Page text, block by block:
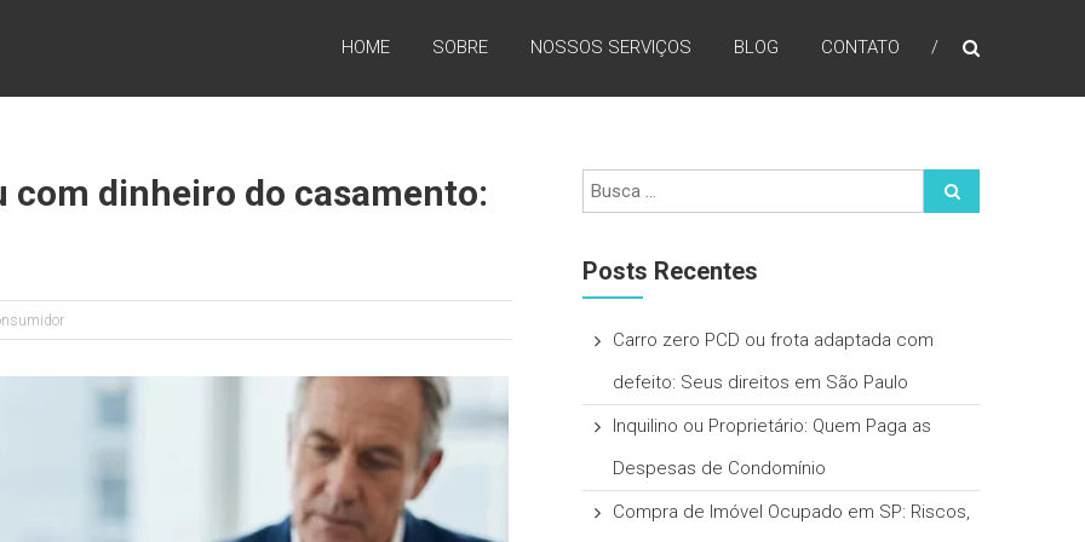
HOME SOBRE NOSSOS SERVIÇOS BLOG CONTATO
com dinheiro do casamento:
Posts Recentes
Carro zero PCD ou frota adaptada com
defeito: Seus direitos em São Paulo
Inquilino ou Proprietário: Quem Paga as
Despesas de Condomínio
Compra de Imóvel Ocupado em SP: Riscos,